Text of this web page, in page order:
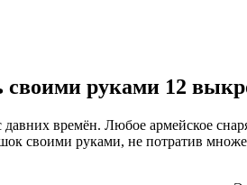
руками 12
времён. Любое армейское
своими руками, не потратив